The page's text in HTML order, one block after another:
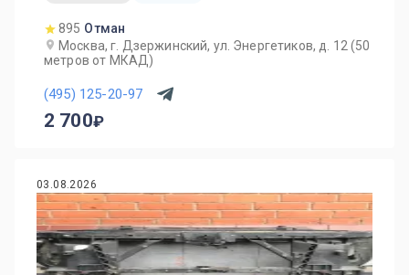
895 Отман
Москва, г. Дзержинский, ул. Энергетиков, д. 12 (50
метров от МКАД)
(495) 125-20-97
2 700
03.08.2026